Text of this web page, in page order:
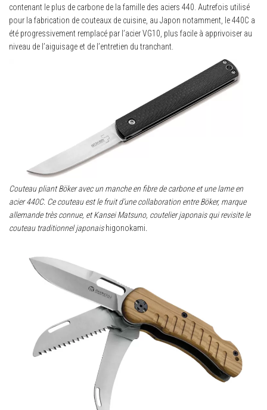
contenant le plus de carbone de la famille des aciers 440. Autrefois utilisé
pour la fabrication de couteaux de cuisine, au Japon notamment, le 440C a
été progressivement remplacé par l’acier VG10, plus facile à apprivoiser au
niveau de l’aiguisage et de l’entretien du tranchant.
Couteau pliant Böker avec un manche en fibre de carbone et une lame en
acier 440C. Ce couteau est le fruit d’une collaboration entre Böker, marque
allemande très connue, et Kansei Matsuno, coutelier japonais qui revisite le
couteau traditionnel japonaishigonokami.